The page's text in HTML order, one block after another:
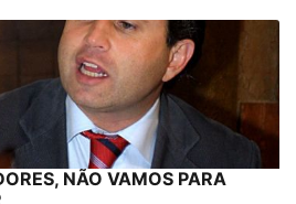
NÃO VAMOS PARA